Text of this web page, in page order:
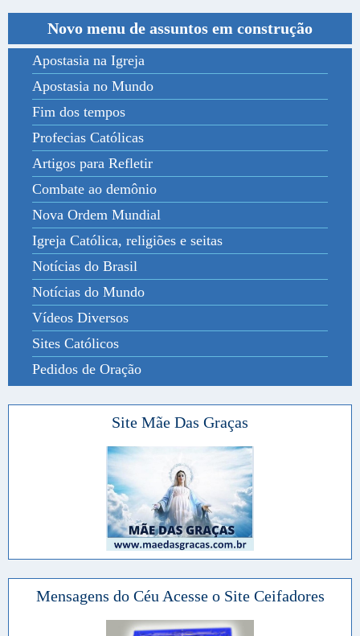
Novo menu de assuntos em construção
Apostasia na Igreja
Apostasia no Mundo
Fim dos tempos
Profecias Católicas
Artigos para Refletir
Combate ao demônio
Nova Ordem Mundial
Igreja Católica, religiões e seitas
Notícias do Brasil
Notícias do Mundo
Vídeos Diversos
Sites Católicos
Pedidos de Oração
Site Mãe Das Graças
Mensagens do Céu Acesse o Site Ceifadores